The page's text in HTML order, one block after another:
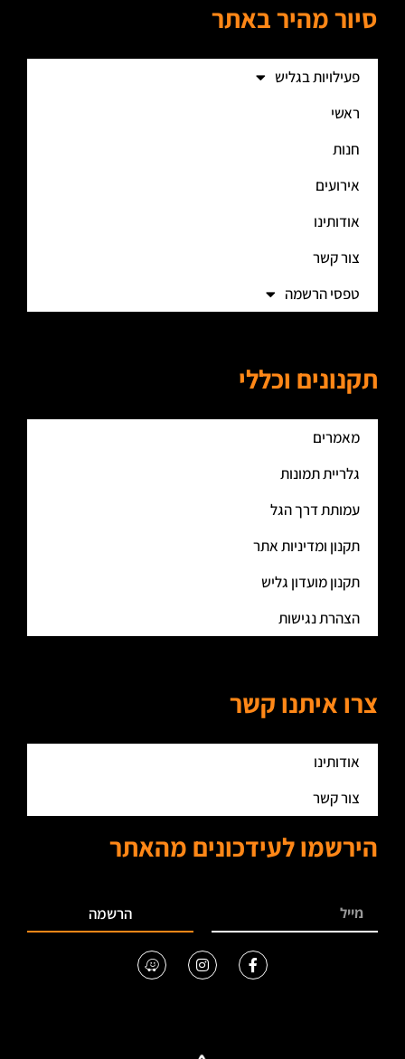
סיור מהיר באתר
פעילויות בגליש
ראשי
חנות
אירועים
אודותינו
צור קשר
טפסי הרשמה
תקנונים וכללי
מאמרים
גלריית תמונות
עמותת דרך הגל
תקנון ומדיניות אתר
תקנון מועדון גליש
הצהרת נגישות
צרו איתנו קשר
אודותינו
צור קשר
הירשמו לעידכונים מהאתר
הרשמה